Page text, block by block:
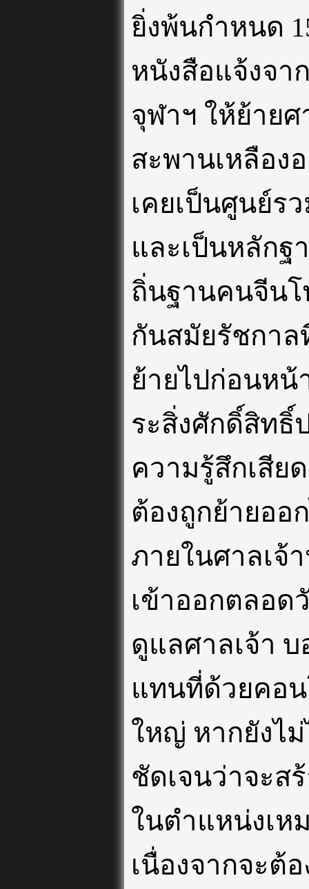
ยิ่งพ้นกำหนด
หนังสือแจ้งจา
จุฬาฯ ให้ย้าย
สะพานเหลือง
เคยเป็นศูนย์ร
และเป็นหลักฐ
ถิ่นฐานคนจีนโ
กันสมัยรัชกาล
ย้ายไปก่อนห
ระสิ่งศักดิ์สิทธิ์
ความรู้สึกเสีย
ต้องถูกย้ายออ
ภายในศาลเจ้
เข้าออกตลอด
ดูแลศาลเจ้า
แทนที่ด้วยคอ
ใหญ่ หากยังไ
ชัดเจนว่าจะส
ในตำแหน่งเห
เนื่องจากจะต้